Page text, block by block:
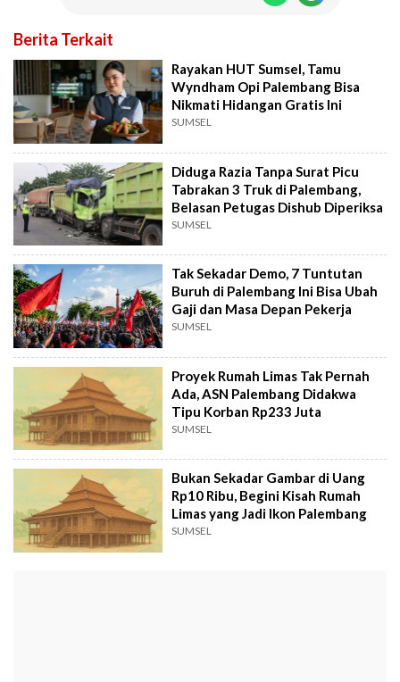
Berita Terkait
Rayakan HUT Sumsel, Tamu
Wyndham Opi Palembang Bisa
Nikmati Hidangan Gratis Ini
SUMSEL
Diduga Razia Tanpa Surat Picu
Tabrakan 3 Truk di Palembang,
Belasan Petugas Dishub Diperiksa
SUMSEL
Tak Sekadar Demo, 7 Tuntutan
Buruh di Palembang Ini Bisa Ubah
Gaji dan Masa Depan Pekerja
SUMSEL
Proyek Rumah Limas Tak Pernah
Ada, ASN Palembang Didakwa
Tipu Korban Rp233 Juta
SUMSEL
Bukan Sekadar Gambar di Uang
Rp10 Ribu, Begini Kisah Rumah
Limas yang Jadi Ikon Palembang
SUMSEL